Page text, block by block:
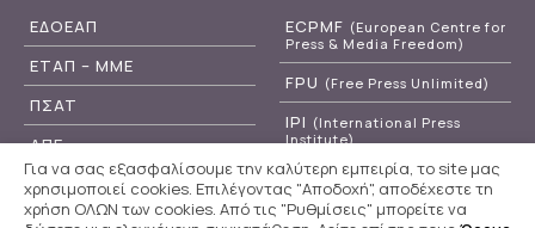
ΕΔΟΕΑΠ
ΕΤΑΠ – ΜΜΕ
ΠΣΑΤ
ΑΠΕ
ΕΡΤ
ECPMF (European Centre for
Press & Media Freedom)
FPU (Free Press Unlimited)
IPI (International Press
Institute)
RSF(Reporters Without
Borders)
Για να σας εξασφαλίσουμε την καλύτερη εμπειρία, το site μας
χρησιμοποιεί cookies. Επιλέγοντας "Αποδοχή", αποδέχεστε τη
χρήση ΟΛΩΝ των cookies. Από τις "Ρυθμίσεις" μπορείτε να